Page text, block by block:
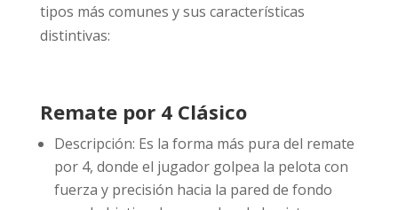
tipos más comunes y sus características
distintivas:
Remate por 4 Clásico
Descripción: Es la forma más pura del remate
por 4, donde el jugador golpea la pelota con
fuerza y precisión hacia la pared de fondo